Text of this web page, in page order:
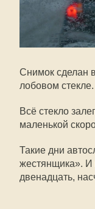
Снимок сделан
лобовом стекле.
Всё стекло
маленькой
Такие дни
жестянщика». И
двенадцать,